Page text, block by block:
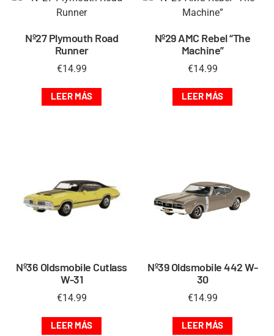
Nº27 Plymouth Road
Runner
€14.99
LEER MÁS
Nº29 AMC Rebel “The
Machine”
€14.99
LEER MÁS
Nº36 Oldsmobile Cutlass
W-31
€14.99
LEER MÁS
Nº39 Oldsmobile 442 W-
30
€14.99
LEER MÁS